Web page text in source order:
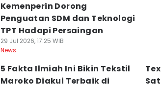
Kemenperin Dorong
Penguatan SDM dan Teknologi
TPT Hadapi Persaingan
29 Jul 2026, 17:25 WIB
News
5 Fakta Ilmiah Ini Bikin Tekstil
Maroko Diakui Terbaik di